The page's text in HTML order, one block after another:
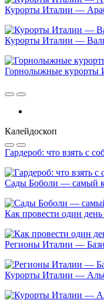
Курорты Италии —
Курорты Италии —
Горнолыжные курорты
Калейдоскоп
Гардероб: что взять с
Сады Боболи — самый
Как провести один
Регионы Италии —
Курорты Италии —